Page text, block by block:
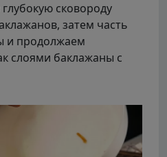
сковороду
затем часть
и продолжаем
слоями баклажаны с